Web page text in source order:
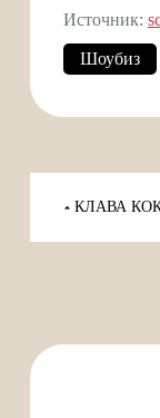
Источник:
Шоубиз
по КЛАВА